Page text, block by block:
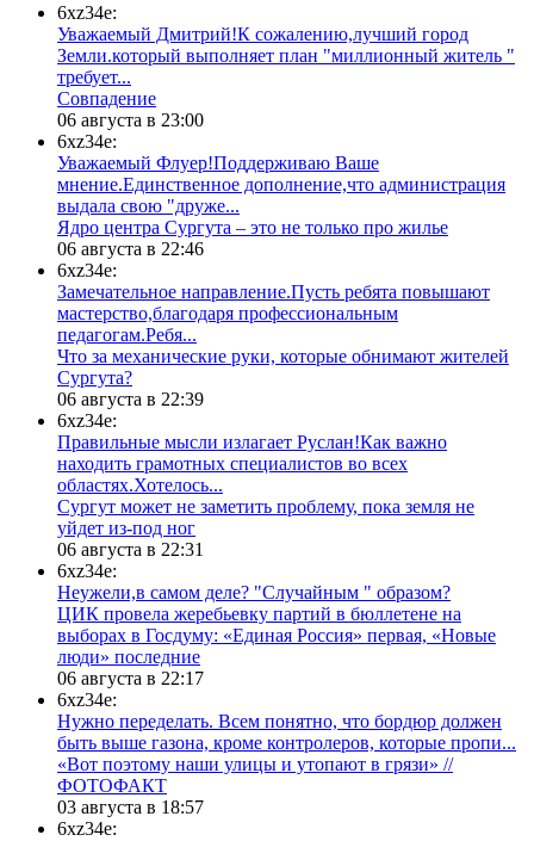
6xz34e:
Уважаемый Дмитрий!К сожалению,лучший город
Земли.который выполняет план "миллионный житель "
требует...
​Совпадение
06 августа в 23:00
6xz34e:
Уважаемый Флуер!Поддерживаю Ваше
мнение.Единственное дополнение,что администрация
выдала свою "друже...
​Ядро центра Сургута ‒ это не только про жилье
06 августа в 22:46
6xz34e:
Замечательное направление.Пусть ребята повышают
мастерство,благодаря профессиональным
педагогам.Ребя...
​Что за механические руки, которые обнимают жителей
Сургута?
06 августа в 22:39
6xz34e:
Правильные мысли излагает Руслан!Как важно
находить грамотных специалистов во всех
областях.Хотелось...
Сургут может не заметить проблему, пока земля не
уйдет из-под ног
06 августа в 22:31
6xz34e:
Неужели,в самом деле? "Случайным " образом?
ЦИК провела жеребьевку партий в бюллетене на
выборах в Госдуму: «Единая Россия» первая, «Новые
люди» последние
06 августа в 22:17
6xz34e:
Нужно переделать. Всем понятно, что бордюр должен
быть выше газона, кроме контролеров, которые пропи...
«Вот поэтому наши улицы и утопают в грязи» //
ФОТОФАКТ
03 августа в 18:57
6xz34e: